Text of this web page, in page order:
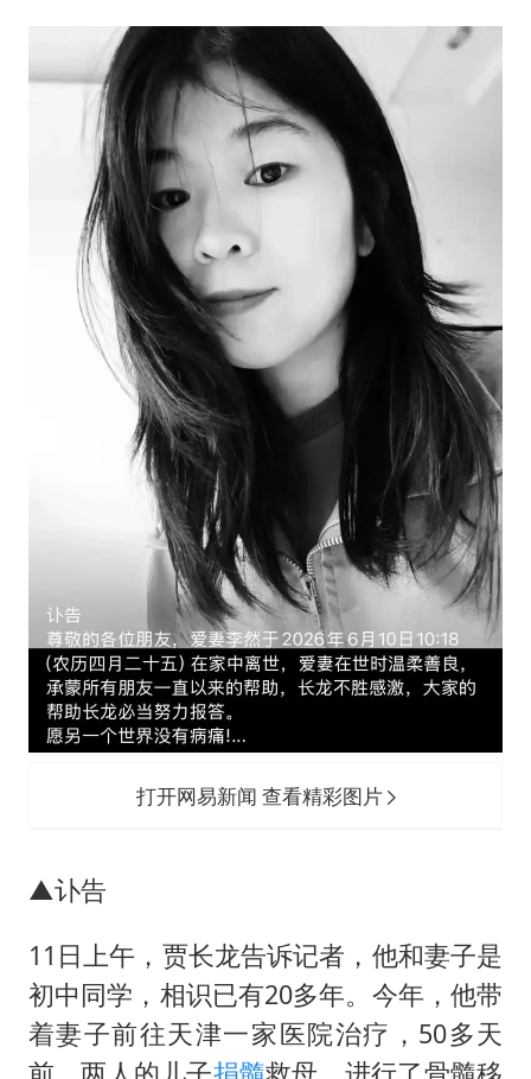
打开网易新闻 查看精彩图片
▲讣告
11日上午，贾长龙告诉记者，他和妻子是
初中同学，相识已有20多年。今年，他带
着妻子前往天津一家医院治疗，50多天